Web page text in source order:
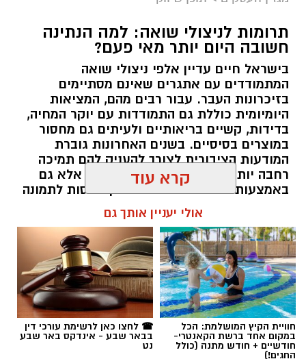
magnific
אחד הדברים הראשונים שכל גולש בודק כשהוא
נכנס לפרופיל הוא מספר העוקבים. לכן, לא מעט
אנשים מחפשים פתרונות שיסייעו להם להגדיל את
החשבון במהירות, כאשר אחת האפשרויות
הפופולריות היאקניית עוקבים באינסטגרם.
אבל האם מדובר במהלך חכם? האם הוא באמת
יכול לעזור לצמיחת החשבון, ומה חשוב לבדוק לפני
שבוחרים שירות כזה? במאמר הזה תמצאו את כל
המידע החשוב, היתרונות, החסרונות והטיפים
שיעזרו לכם לקבל החלטה נכונה.
מהי קניית עוקבים באינסטגרם?
תרומות לניצולי שואה: למה הנתינה
חשובה היום יותר מאי פעם?
בישראל חיים עדיין אלפי ניצולי שואה
המתמודדים עם אתגרים שאינם מסתיימים
בזיכרונות העבר. עבור רבים מהם, המציאות
היומיומית כוללת גם התמודדות עם יוקר המחיה,
בדידות, קשיים בריאותיים ולעיתים גם מחסור
במוצרים בסיסיים. בשנים האחרונות גוברת
המודעות הציבורית לצורך להעניק להם תמיכה
רחבה יותר, לא רק באמצעות המדינה אלא גם
באמצעות החברה האזרחית. כאן נכנסות לתמונה
עמותות הפועלות לאורך כל השנה ומצליחות
להפוך כל מעשה נתינה לסיוע ממשי.
תוכן שיווקי / 16:39 05.08.26
קרא עוד
אולי יעניין אותך גם
חוויית הקיץ המושלמת: הכל
במקום אחד ברשת הקאנטרי-
חודשיים + חודש מתנה (כולל
החגים!)
☎ לחצו כאן לרשימת עורכי דין
בבאר שבע - אינדקס באר שבע
נט